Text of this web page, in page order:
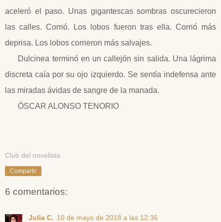
aceleró el paso. Unas gigantescas sombras oscurecieron
las calles. Corrió. Los lobos fueron tras ella. Corrió más
deprisa. Los lobos corrieron más salvajes.
Dulcinea terminó en un callejón sin salida. Una lágrima
discreta caía por su ojo izquierdo. Se sentía indefensa ante
las miradas ávidas de sangre de la manada.
ÓSCAR ALONSO TENORIO
Club del novelista
Compartir
6 comentarios:
Julia C. 10 de mayo de 2018 a las 12:36